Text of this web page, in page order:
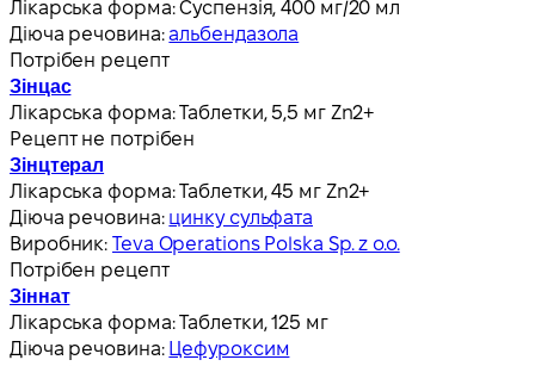
Лікарська форма:Суспензія, 400 мг/20 мл
Діюча речовина:альбендазола
Потрібен рецепт
Зінцас
Лікарська форма:Таблетки, 5,5 мг Zn2+
Рецепт не потрібен
Зінцтерал
Лікарська форма:Таблетки, 45 мг Zn2+
Діюча речовина: цинку сульфата
Виробник:Teva Operations Polska Sp. z o.o.
Потрібен рецепт
Зіннат
Лікарська форма:Таблетки, 125 мг
Діюча речовина: Цефуроксим